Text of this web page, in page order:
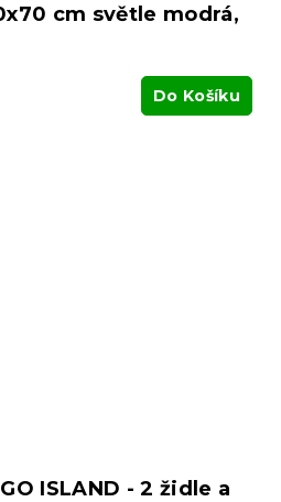
cm světle modrá,
Do Košíku
ISLAND - 2 židle a